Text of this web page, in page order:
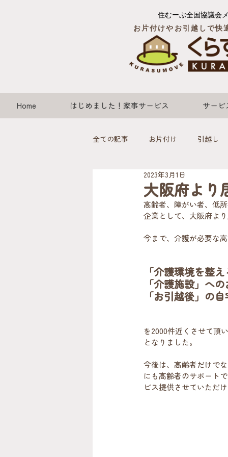
住むーぶ全国協議会
お片付けやお引越しで快
Home はじめました！家事サービス サービ
全ての記事 お片付け 引越し
大阪府より
2023年3月1日
高齢者、障がい者、低
企業として、大阪府よ
今まで、介護が必要な
「介護環境を整
「介護施設」へ
「お引越後」の
を2000件近くさせて頂
となりました。
今後は、高齢者だけで
にも高齢者のサポート
ビス提供させていただ